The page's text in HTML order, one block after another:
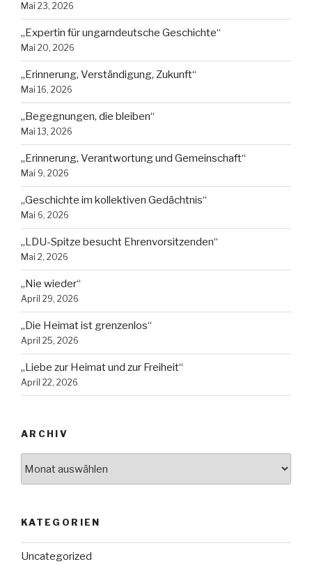
Mai 23, 2026
„Expertin für ungarndeutsche Geschichte“
Mai 20, 2026
„Erinnerung, Verständigung, Zukunft“
Mai 16, 2026
„Begegnungen, die bleiben“
Mai 13, 2026
„Erinnerung, Verantwortung und Gemeinschaft“
Mai 9, 2026
„Geschichte im kollektiven Gedächtnis“
Mai 6, 2026
„LDU-Spitze besucht Ehrenvorsitzenden“
Mai 2, 2026
„Nie wieder“
April 29, 2026
„Die Heimat ist grenzenlos“
April 25, 2026
„Liebe zur Heimat und zur Freiheit“
April 22, 2026
ARCHIV
KATEGORIEN
Uncategorized